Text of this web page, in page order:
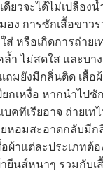
ดียวจะได้ไม่เปลือง
อง การซักเสื้อขาว
ส่ หรือเกิดการถ่ายเ
ล้ำ ไม่สดใส และบา
ถมยังมีกลิ่นติด เสื้อ
ยกเหงื่อ หากนำไปซั
คทีเรียอาจ ถ่ายเท
ยหอมสะอาดกลับมีก
อผ้าแต่ละประเภทต้
ยีนส์หนาๆ รวมกับเ